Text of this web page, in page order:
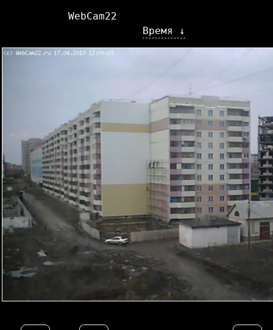
Время ↓
WebCam22